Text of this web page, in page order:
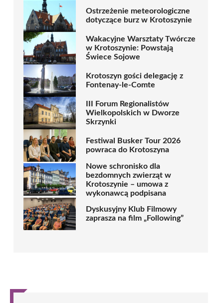
Ostrzeżenie meteorologiczne
dotyczące burz w Krotoszynie
Wakacyjne Warsztaty Twórcze
w Krotoszynie: Powstają
Świece Sojowe
Krotoszyn gości delegację z
Fontenay-le-Comte
III Forum Regionalistów
Wielkopolskich w Dworze
Skrzynki
Festiwal Busker Tour 2026
powraca do Krotoszyna
Nowe schronisko dla
bezdomnych zwierząt w
Krotoszynie – umowa z
wykonawcą podpisana
Dyskusyjny Klub Filmowy
zaprasza na film „Following”